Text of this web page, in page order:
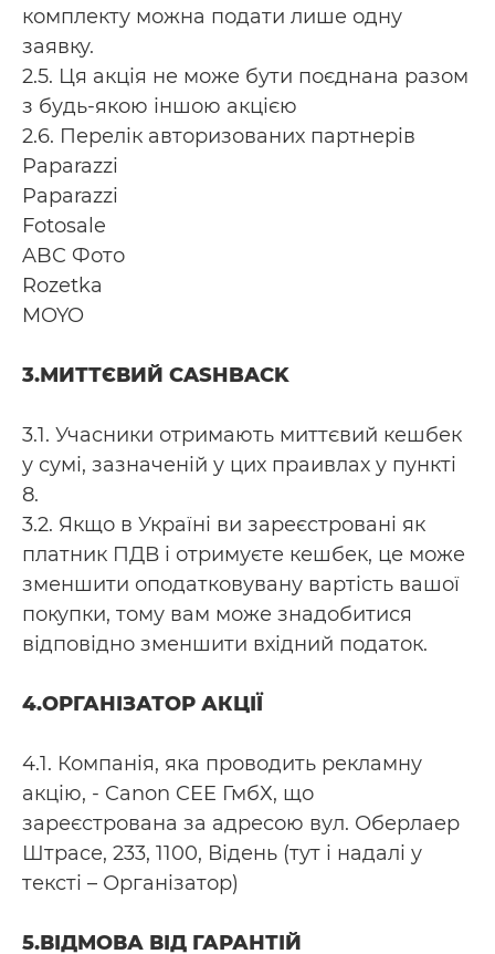
комплекту можна подати лише одну
заявку.
2.5. Ця акція не може бути поєднана разом
з будь-якою іншою акцією
2.6. Перелік авторизованих партнерів
Paparazzi
Paparazzi
Fotosale
ABC Фото
Rozetka
MOYO
3.МИТТЄВИЙ CASHBACK
3.1. Учасники отримають миттєвий кешбек
у сумі, зазначеній у цих праивлах у пункті
8.
3.2. Якщо в Україні ви зареєстровані як
платник ПДВ і отримуєте кешбек, це може
зменшити оподатковувану вартість вашої
покупки, тому вам може знадобитися
відповідно зменшити вхідний податок.
4.ОРГАНІЗАТОР АКЦІЇ
4.1. Компанія, яка проводить рекламну
акцію, - Canon CEE ГмбХ, що
зареєстрована за адресою вул. Оберлаер
Штрасе, 233, 1100, Відень (тут і надалі у
тексті – Організатор)
5.ВІДМОВА ВІД ГАРАНТІЙ